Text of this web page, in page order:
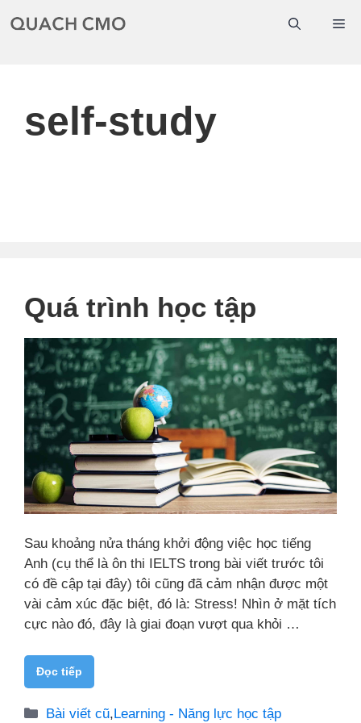
đến
self-study
Quá trình học tập
Sau khoảng nửa tháng khởi động việc học tiếng
Anh (cụ thể là ôn thi IELTS trong bài viết trước tôi
có đề cập tại đây) tôi cũng đã cảm nhận được một
vài cảm xúc đặc biệt, đó là: Stress! Nhìn ở mặt tích
cực nào đó, đây là giai đoạn vượt qua khỏi …
Đọc tiếp
Danh
Bài viết cũ,Learning - Năng lực học tập